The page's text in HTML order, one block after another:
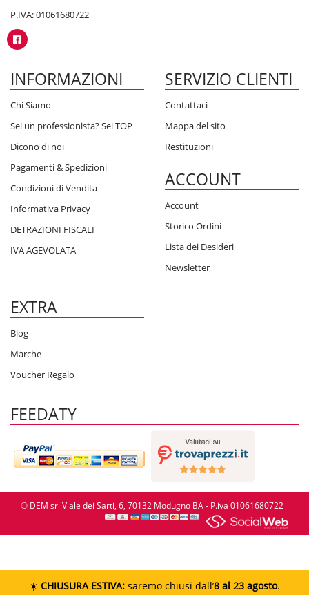
P.IVA: 01061680722
INFORMAZIONI
Chi Siamo
Sei un professionista? Sei TOP
Dicono di noi
Pagamenti & Spedizioni
Condizioni di Vendita
Informativa Privacy
DETRAZIONI FISCALI
IVA AGEVOLATA
SERVIZIO CLIENTI
Contattaci
Mappa del sito
Restituzioni
ACCOUNT
Account
Storico Ordini
Lista dei Desideri
Newsletter
EXTRA
Blog
Marche
Voucher Regalo
FEEDATY
© DEM srl Viale dei Sarti, 6, 70132 Modugno BA - P.iva 01061680722
☀️ CHIUSURA ESTIVA: saremo chiusi dall’8 al 23 agosto.